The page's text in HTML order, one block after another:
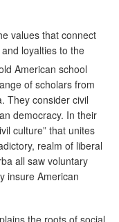
values that connect
loyalties to the
American school
of scholars from
They consider civil
democracy. In their
culture” that unites
realm of liberal
all saw voluntary
insure American